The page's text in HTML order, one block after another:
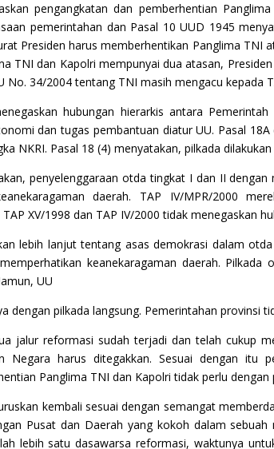
pengangkatan dan pemberhentian
pemerintahan dan Pasal 10 UUD 1945
Presiden harus memberhentikan Panglima
TNI dan Kapolri mempunyai dua atasan,
No. 34/2004 tentang TNI masih mengacu kepada
hubungan hierarkis antara
dan tugas pembantuan diatur UU. Pasal
NKRI. Pasal 18 (4) menyatakan, pilkada
penyelenggaraan otda tingkat I dan II
daerah. TAP IV/MPR/2000
XV/1998 dan TAP IV/2000 tidak menegaskan
lebih lanjut tentang asas demokrasi dalam
keanekaragaman daerah.
UU
dengan pilkada langsung. Pemerintahan provinsi
jalur reformasi sudah terjadi dan telah cukup
Negara harus ditegakkan. Sesuai dengan
Panglima TNI dan Kapolri tidak perlu
kembali sesuai dengan semangat
Pusat dan Daerah yang kokoh dalam
lebih satu dasawarsa reformasi, waktunya